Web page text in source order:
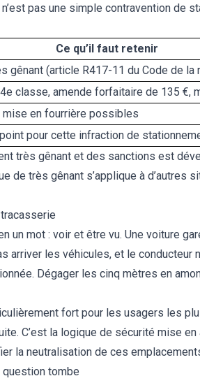
pas une simple contravention de
Ce qu’il faut retenir
gênant (article R417-11 du Code de la
classe, amende forfaitaire de 135 €,
en fourrière possibles
pour cette infraction de
très gênant et des sanctions est
de très gênant s’applique à d’autres
un mot : voir et être vu. Une voiture
arriver les véhicules, et le conducteur
Dégager les cinq mètres en
fort pour les usagers les
C’est la logique de sécurité mise
la neutralisation de ces
question tombe